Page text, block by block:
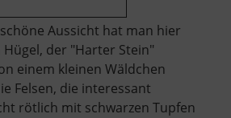
Aussicht hat man hier
der "Harter Stein"
einem kleinen Wäldchen
Felsen, die interessant
rötlich mit schwarzen Tupfen